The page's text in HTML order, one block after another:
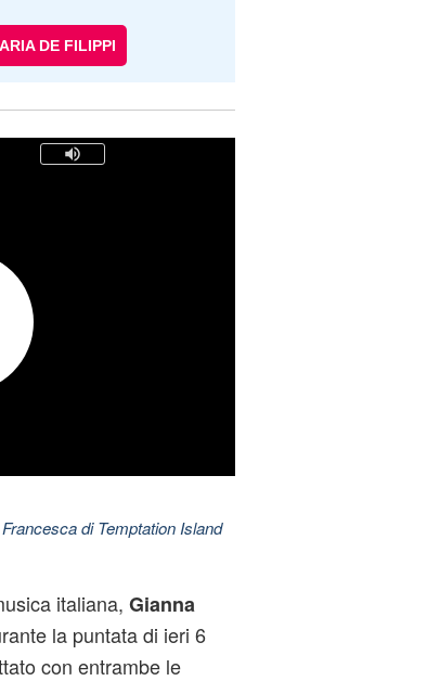
DE FILIPPI
di Temptation Island
italiana, Gianna
la puntata di ieri 6
con entrambe le